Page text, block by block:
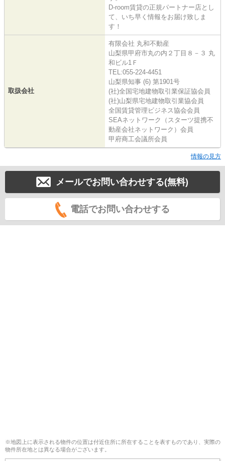
D-room賃貸の正規パートナー店とし
て、いち早く情報をお届け致しま
す！
取扱会社
有限会社 丸和不動産
山梨県甲府市丸の内２丁目８－３ 丸
和ビル1Ｆ
TEL:055-224-4451
山梨県知事 (6) 第1901号
(社)全国宅地建物取引業保証協会員
(社)山梨県宅地建物取引業協会員
全国賃貸管理ビジネス協会会員
SEAネットワーク（スターツ提携不
動産会社ネットワーク）会員
甲府商工会議所会員
情報の見方
メールでお問い合わせする(無料)
電話でお問い合わせする
※地図上に表示される物件の位置は付近住所に所在することを表すものであり、実際の
物件所在地とは異なる場合がございます。